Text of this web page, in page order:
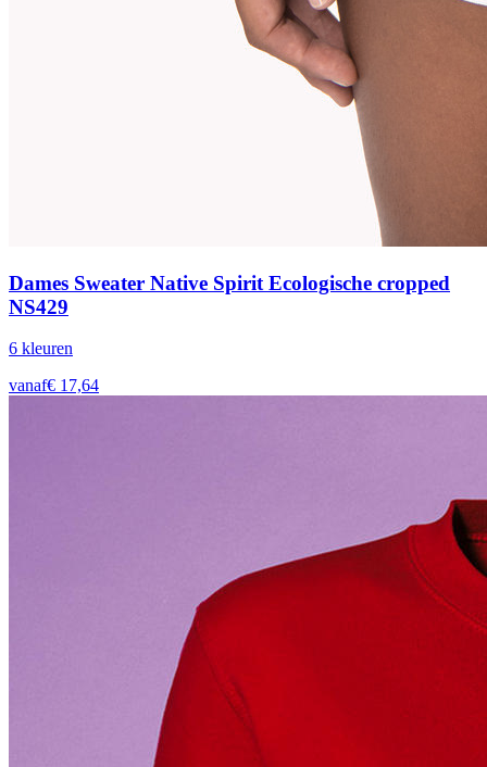
Dames Sweater Native Spirit Ecologische cropped
NS429
6 kleuren
vanaf€ 17,64